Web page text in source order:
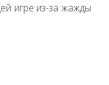
игре из-за жажды